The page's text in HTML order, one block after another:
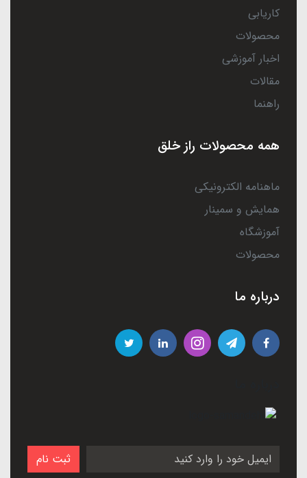
کاریابی
محصولات
اخبار آموزشی
مقالات
راهنما
همه محصولات راز خلق
ماهنامه الکترونیکی
همایش و سمینار
آموزشگاه
محصولات
درباره ما
ثبت نام